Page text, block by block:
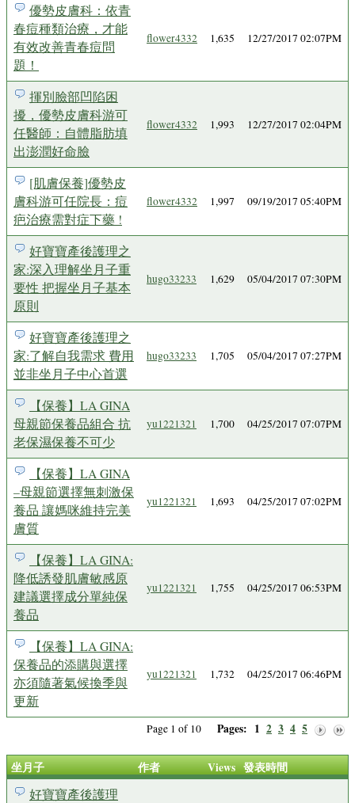
優勢皮膚科：依青
春痘種類治療，才能
有效改善青春痘問
題！
flower4332 1,635 12/27/2017 02:07PM
揮別臉部凹陷困
擾，優勢皮膚科游可
任醫師：自體脂肪填
出澎潤好命臉
flower4332 1,993 12/27/2017 02:04PM
[肌膚保養]優勢皮
膚科游可任院長：痘
疤治療需對症下藥 !
flower4332 1,997 09/19/2017 05:40PM
好寶寶產後護理之
家:深入理解坐月子重
要性 把握坐月子基本
原則
hugo33233 1,629 05/04/2017 07:30PM
好寶寶產後護理之
家:了解自我需求 費用
並非坐月子中心首選
hugo33233 1,705 05/04/2017 07:27PM
【保養】LA GINA
母親節保養品組合 抗
老保濕保養不可少
yu1221321 1,700 04/25/2017 07:07PM
【保養】LA GINA
–母親節選擇無刺激保
養品 讓媽咪維持完美
膚質
yu1221321 1,693 04/25/2017 07:02PM
【保養】LA GINA:
降低誘發肌膚敏感原
建議選擇成分單純保
養品
yu1221321 1,755 04/25/2017 06:53PM
【保養】LA GINA:
保養品的添購與選擇
亦須隨著氣候換季與
更新
yu1221321 1,732 04/25/2017 06:46PM
Page 1 of 10 Pages: 1 2 3 4 5
坐月子 作者 Views 發表時間
好寶寶產後護理